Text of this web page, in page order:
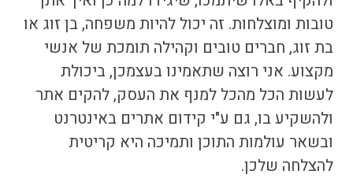
טובות ומוצלחות. זה יכול להיות משפחה, בן זוג או
בת זוג, חברים טובים וקהילה תומכת של אנשי
מקצוע. אני רוצה שתאמינו בעצמכן, ביכולת
לעשות הכל מהכל למנף את העסק, להקים אתר
ולהשקיע בו, גם ע"י קידום אתרים באינטרנט
ובשאר עולמות התוכן ותמיכה היא קריטית
להצלחה שלכן.